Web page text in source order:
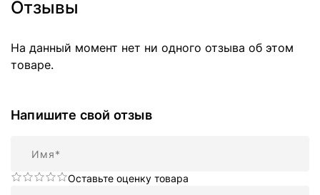
Отзывы
На данный момент нет ни одного отзыва об этом
товаре.
Напишите свой отзыв
Оставьте оценку товара